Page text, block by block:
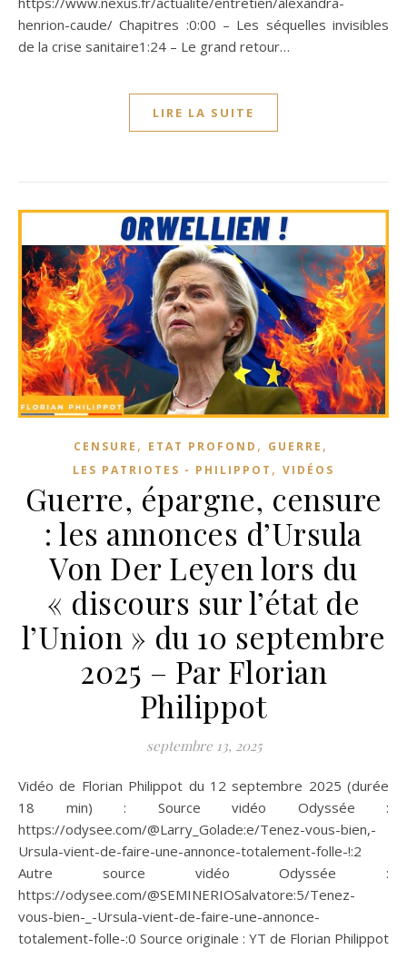
henrion-caude/ Chapitres :0:00 – Les séquelles invisibles
de la crise sanitaire1:24 – Le grand retour…
LIRE LA SUITE
CENSURE , ETAT PROFOND , GUERRE ,
LES PATRIOTES - PHILIPPOT , VIDÉOS
Guerre, épargne, censure
: les annonces d’Ursula
Von Der Leyen lors du
« discours sur l’état de
l’Union » du 10 septembre
2025 – Par Florian
Philippot
septembre 13, 2025
Vidéo de Florian Philippot du 12 septembre 2025 (durée
18 min) : Source vidéo Odyssée :
https://odysee.com/@Larry_Golade:e/Tenez-vous-bien,-
Ursula-vient-de-faire-une-annonce-totalement-folle-!:2
Autre source vidéo Odyssée :
https://odysee.com/@SEMINERIOSalvatore:5/Tenez-
vous-bien-_-Ursula-vient-de-faire-une-annonce-
totalement-folle-:0 Source originale : YT de Florian Philippot